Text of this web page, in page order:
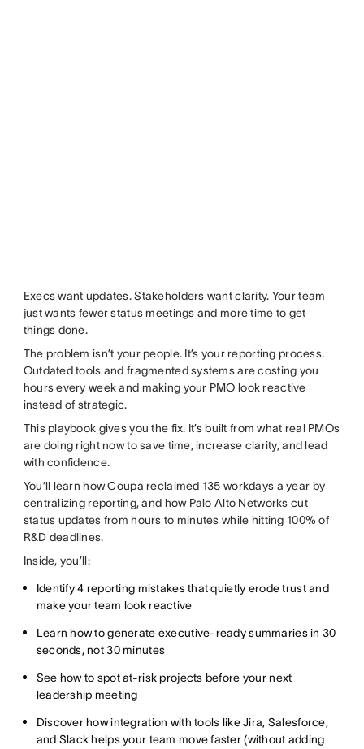
Execs want updates. Stakeholders want clarity. Your team
just wants fewer status meetings and more time to get
things done.
The problem isn’t your people. It’s your reporting process.
Outdated tools and fragmented systems are costing you
hours every week and making your PMO look reactive
instead of strategic.
This playbook gives you the fix. It’s built from what real PMOs
are doing right now to save time, increase clarity, and lead
with confidence.
You’ll learn how Coupa reclaimed 135 workdays a year by
centralizing reporting, and how Palo Alto Networks cut
status updates from hours to minutes while hitting 100% of
R&D deadlines.
Inside, you’ll:
Identify 4 reporting mistakes that quietly erode trust and
make your team look reactive
Learn how to generate executive-ready summaries in 30
seconds, not 30 minutes
See how to spot at-risk projects before your next
leadership meeting
Discover how integration with tools like Jira, Salesforce,
and Slack helps your team move faster (without adding